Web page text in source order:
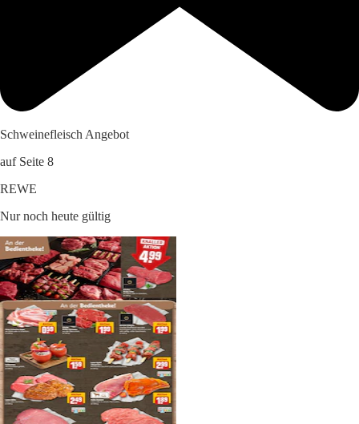
Schweinefleisch Angebot
auf Seite 8
REWE
Nur noch heute gültig